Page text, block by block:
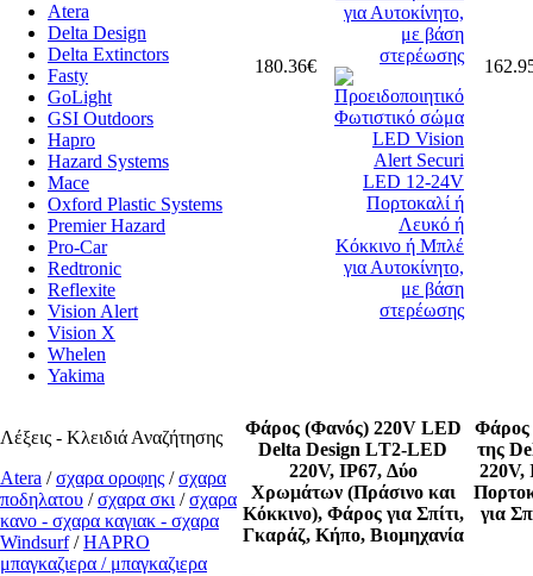
Atera
Delta Design
Delta Extinctors
Fasty
GoLight
GSI Outdoors
Hapro
Hazard Systems
Mace
Oxford Plastic Systems
Premier Hazard
Pro-Car
Redtronic
Reflexite
Vision Alert
Vision X
Whelen
Yakima
Λέξεις - Κλειδιά Αναζήτησης
Atera /σχαρα οροφης /σχαρα
ποδηλατου /σχαρα σκι /σχαρα
κανο - σχαρα καγιακ - σχαρα
Windsurf/ΗΑPRO
μπαγκαζιερα / μπαγκαζιερα
180.36€
Φάρος (Φανός) 220V LED
Delta Design LΤ2-LED
220V, IP67, Δύο
Χρωμάτων (Πράσινο και
Κόκκινο), Φάρος για Σπίτι,
Γκαράζ, Κήπο, Βιομηχανία
Φάρος
της
220V,
για